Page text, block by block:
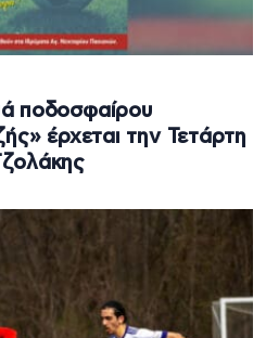
ποδοσφαίρου
έρχεται την Τετάρτη